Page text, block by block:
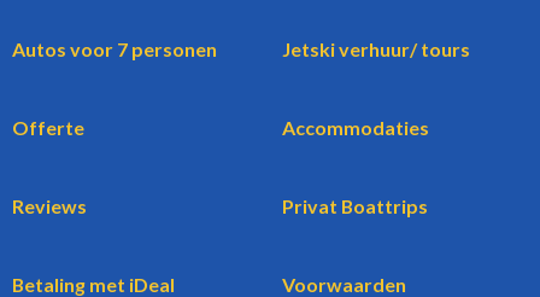
Autos voor 7 personen Jetski verhuur/ tours
Offerte Accommodaties
Reviews Privat Boattrips
Betaling met iDeal Voorwaarden